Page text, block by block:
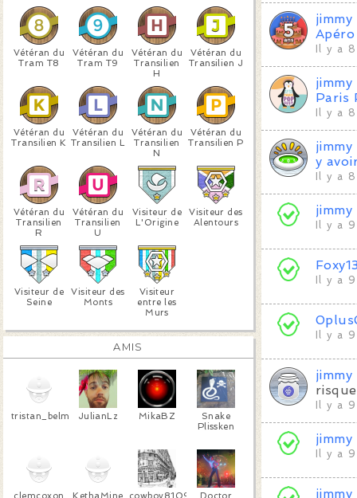
Vétéran du
Tram T8
Vétéran du
Tram T9
Vétéran du
Transilien
H
Vétéran du
Transilien J
Vétéran du
Transilien K
Vétéran du
Transilien L
Vétéran du
Transilien
N
Vétéran du
Transilien P
Vétéran du
Transilien
R
Vétéran du
Transilien
U
Visiteur de
L'Origine
Visiteur des
Alentours
Visiteur de
Seine
Visiteur des
Monts
Visiteur
entre les
Murs
AMIS
tristan_belmondoJulianLz MikaBZ
Snake
Plissken
clemcoxon KethaMine cowboy81090 Doctor
Il y a
Paris
Il y a
y
Il y a
Il y a
Il y a
Il y a
Il y a
Il y a